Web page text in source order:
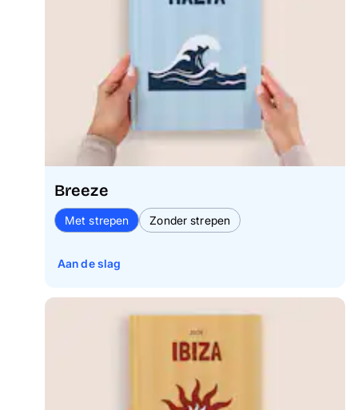
Breeze
Met strepen Zonder strepen
Aan de slag